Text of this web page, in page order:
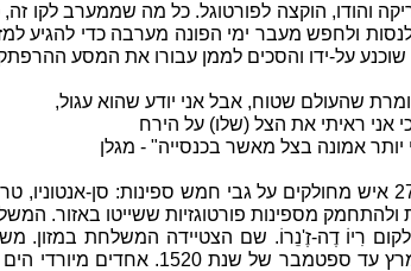
והודו, הוקצה לפורטוגל. כל מה שממערב לקו
ולחפש מעבר ימי הפונה מערבה כדי להגיע
שהעולם שטוח, אבל אני יודע שהוא עגול,
אני ראיתי את הצל (שלו) על הירח
יותר אמונה בצל מאשר בכנסייה" - מגלן
ב-20 לספטמבר של שנת 1519 יצא מגלן בראש משלחת של 270 איש מחולקים על גבי
מספינות פורטוגזיות ששייטו באזור.
רִיוֹ דֶה-זֶ'נֵרוֹ. שם הצטיידה המשלחת
לאורך חופיה של פָּטַגוֹנְיַה. שם שהתה המשלחת